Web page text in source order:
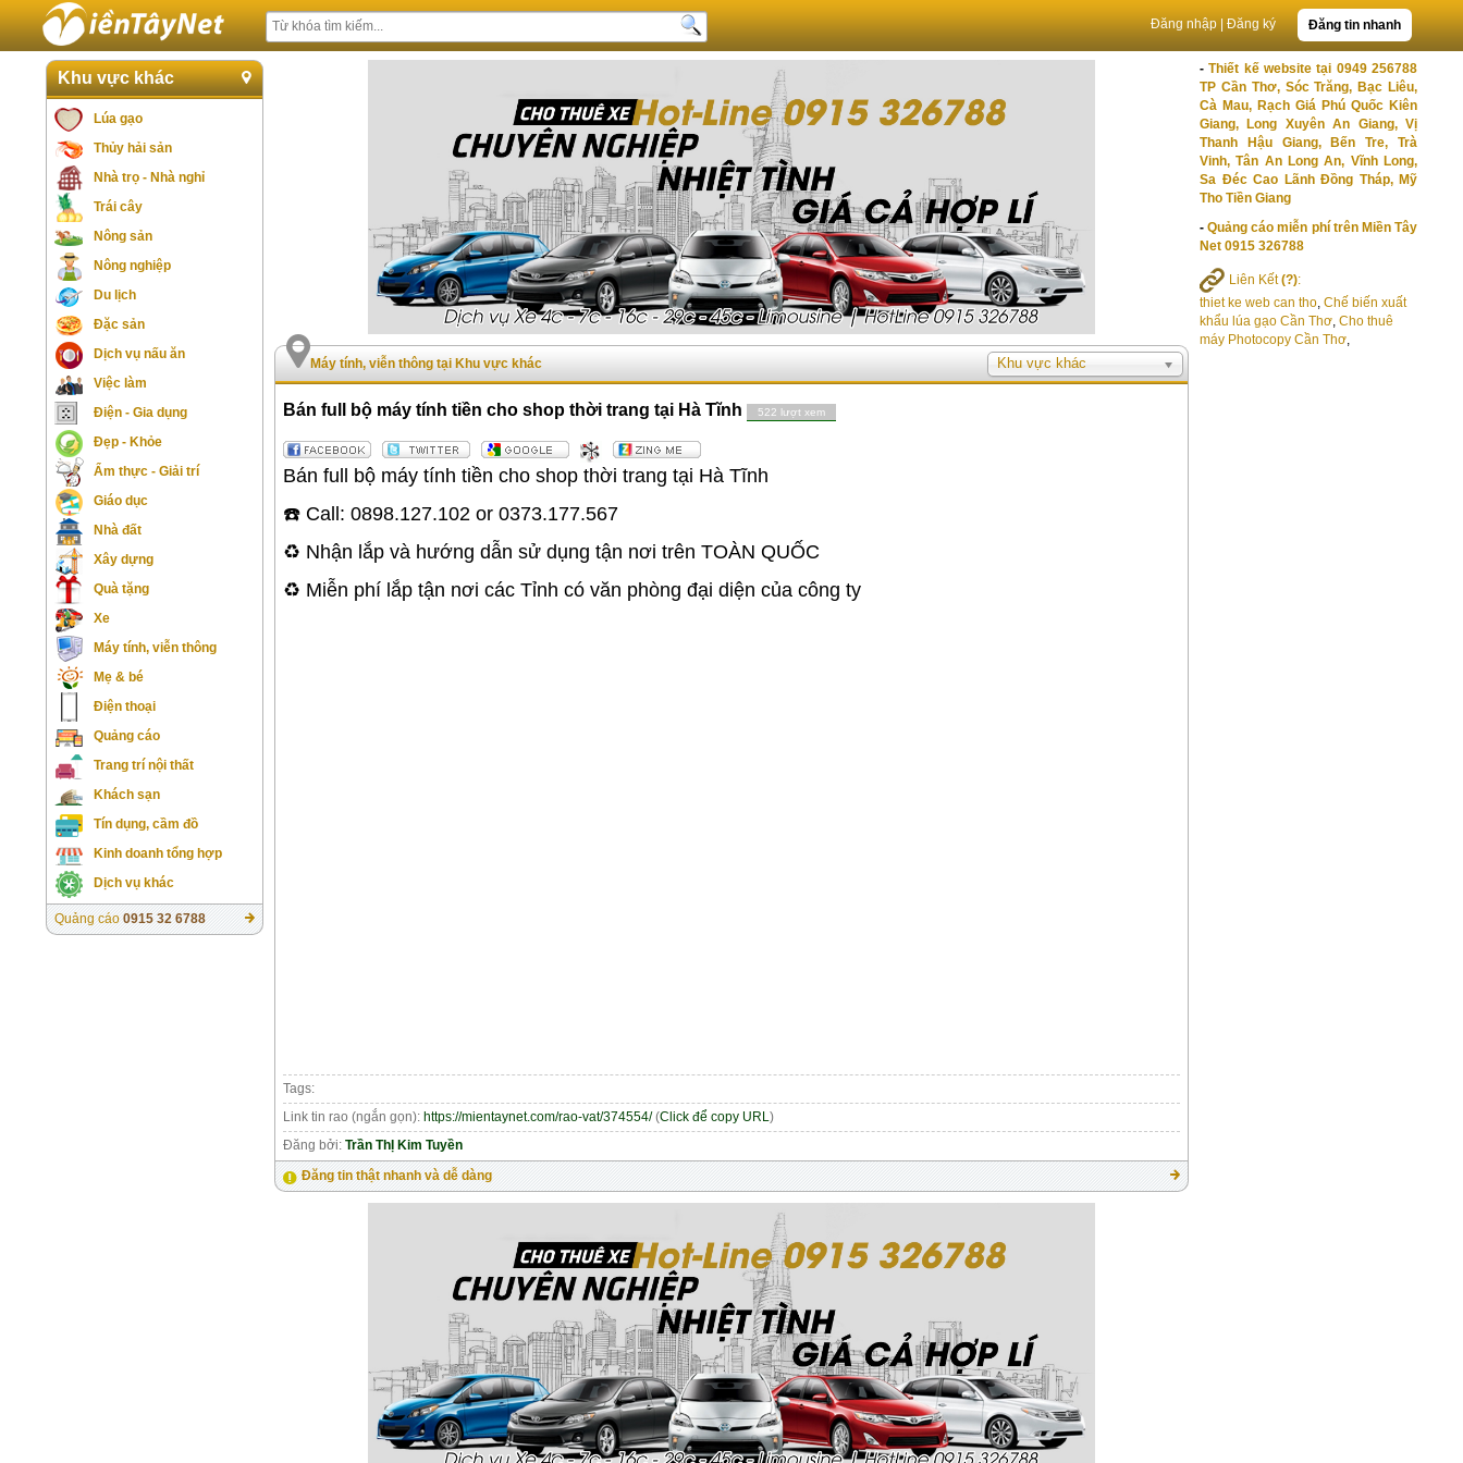
Đăng tin nhanh
Đăng nhập Đăng ký
Khu vực khác
Lúa gạo
Thủy hải sản
Nhà trọ - Nhà nghỉ
Trái cây
Nông sản
Nông nghiệp
Du lịch
Đặc sản
Dịch vụ nấu ăn
Việc làm
Điện - Gia dụng
Đẹp - Khỏe
Ẩm thực - Giải trí
Giáo dục
Nhà đất
Xây dựng
Quà tặng
Xe
Máy tính, viễn thông
Mẹ & bé
Điện thoại
Quảng cáo
Trang trí nội thất
Khách sạn
Tín dụng, cầm đồ
Kinh doanh tổng hợp
Dịch vụ khác
Quảng cáo 0915 32 6788
-Thiết kế website tại 0949 256788
TP Cần Thơ, Sóc Trăng, Bạc Liêu,
Cà Mau, Rạch Giá Phú Quốc Kiên
Giang, Long Xuyên An Giang, Vị
Thanh Hậu Giang, Bến Tre, Trà
Vinh, Tân An Long An, Vĩnh Long,
Sa Đéc Cao Lãnh Đồng Tháp, Mỹ
Tho Tiền Giang
-Quảng cáo miễn phí trên Miền Tây
Net 0915 326788
Liên Kết(?):
thiet ke web can tho, Chế biến xuất
khẩu lúa gạo Cần Thơ, Cho thuê
máy Photocopy Cần Thơ,
Máy tính, viễn thông tại Khu vực khác
Khu vực khác
Bán full bộ máy tính tiền cho shop thời trang tại Hà Tĩnh 522 lượt xem
Bán full bộ máy tính tiền cho shop thời trang tại Hà Tĩnh
☎️ Call: 0898.127.102 or 0373.177.567
♻️ Nhận lắp và hướng dẫn sử dụng tận nơi trên TOÀN QUỐC
♻️ Miễn phí lắp tận nơi các Tỉnh có văn phòng đại diện của công ty
Tags:
Link tin rao (ngắn gọn): https://mientaynet.com/rao-vat/374554/(Click để copy URL)
Đăng bởi: Trần ThỊ Kim Tuyền
Đăng tin thật nhanh và dễ dàng